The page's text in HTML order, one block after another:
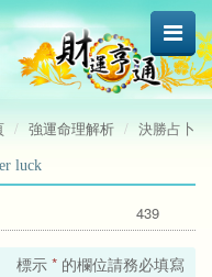
強運命理解析 決勝占卜
luck
439
標示 * 的欄位請務必填寫